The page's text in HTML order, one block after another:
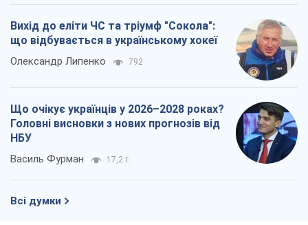
Вихід до еліти ЧС та тріумф "Сокола":
що відбувається в українському хокеї
Олександр Липенко 792
Що очікує українців у 2026–2028 роках?
Головні висновки з нових прогнозів від
НБУ
Василь Фурман 17,2 т.
Всі думки